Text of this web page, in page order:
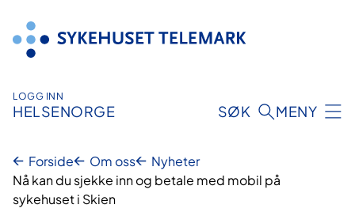
innhold
LOGG INN
HELSENORGE SØK MENY
Forside Om oss
Nyheter
Nå kan du sjekke inn og betale med mobil på
sykehuset i Skien